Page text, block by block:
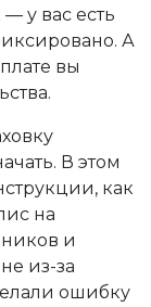
у вас есть
А
вы
В этом
как
на
и
из-за
ошибку